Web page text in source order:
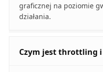
graficznej na poziomie
działania.
Czym jest throttling